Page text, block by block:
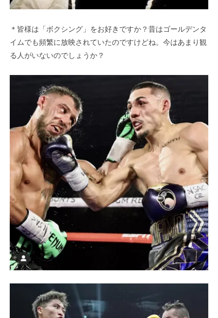
＊皆様は「ボクシング」をお好きですか？昔はゴールデンタ
イムでも頻繁に放映されていたのですけどね。今はあまり観
る人がいないのでしょうか？